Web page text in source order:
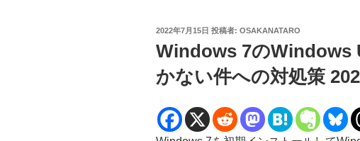
投
日:
2022年7月15日 投稿者: OSAKANATARO
Windows 7のWindows
かない件への対処策